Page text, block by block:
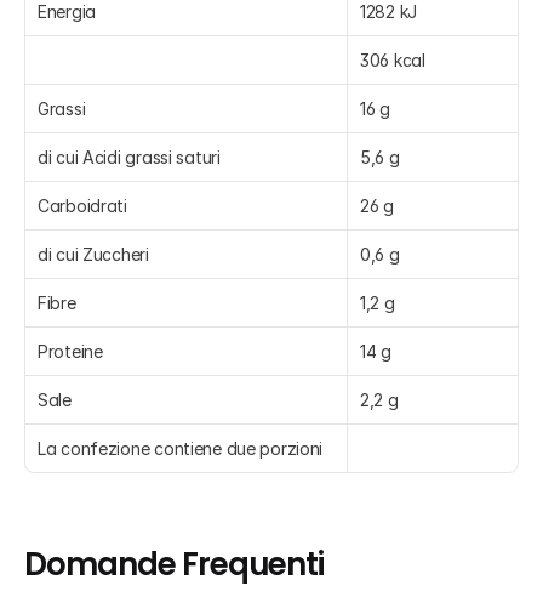
Energia 1282 kJ
306 kcal
Grassi 16 g
di cui Acidi grassi saturi 5,6 g
Carboidrati 26 g
di cui Zuccheri 0,6 g
Fibre 1,2 g
Proteine 14 g
Sale 2,2 g
La confezione contiene due porzioni
Domande Frequenti